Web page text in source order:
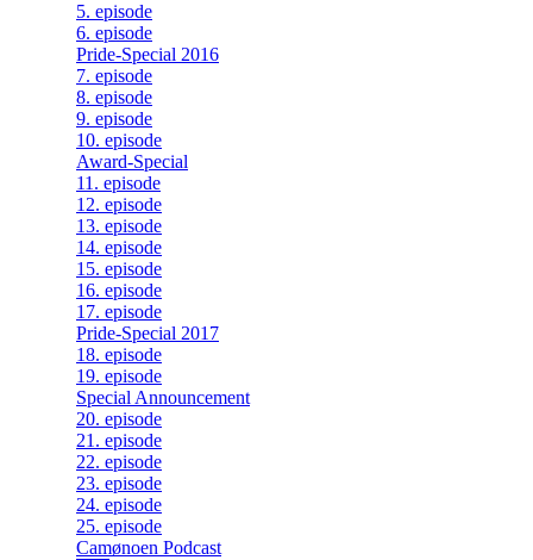
5. episode
6. episode
Pride-Special 2016
7. episode
8. episode
9. episode
10. episode
Award-Special
11. episode
12. episode
13. episode
14. episode
15. episode
16. episode
17. episode
Pride-Special 2017
18. episode
19. episode
Special Announcement
20. episode
21. episode
22. episode
23. episode
24. episode
25. episode
Camønoen Podcast